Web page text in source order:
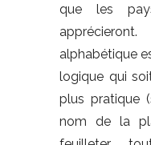
que les
alphabétique
logique qui
plus pratique
nom de la